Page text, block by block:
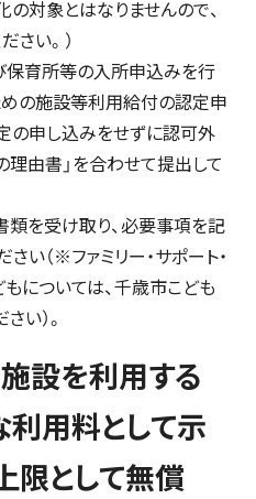
対象とはなりませんので、
さい。）
保育所等の入所申込みを行
めの施設等利用給付の認定申
の申し込みをせずに認可外
由書」を合わせて提出して
を受け取り、必要事項を記
い（※ファミリー・サポート・
については、千歳市こども
い）。
設を利用する
利用料として示
限として無償